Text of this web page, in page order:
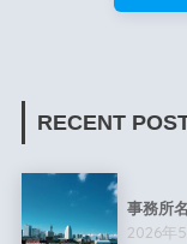
RECENT
事務所
2026年